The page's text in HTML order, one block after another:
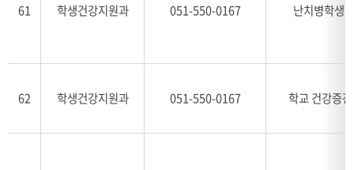
61 학생건강지원과 051-550-0167 난치병학생
62 학생건강지원과 051-550-0167 학교 건강증